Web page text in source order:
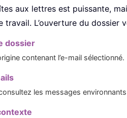
aux lettres est puissante,
L’ouverture du dossier
dossier
contenant l’e-mail sélectionné.
les messages